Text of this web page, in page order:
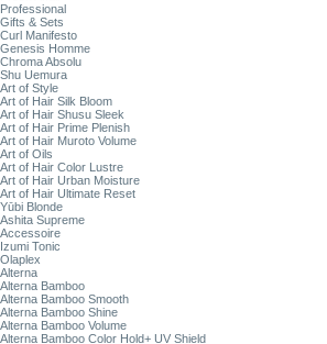
Professional
Gifts & Sets
Curl Manifesto
Genesis Homme
Chroma Absolu
Shu Uemura
Art of Style
Art of Hair Silk Bloom
Art of Hair Shusu Sleek
Art of Hair Prime Plenish
Art of Hair Muroto Volume
Art of Oils
Art of Hair Color Lustre
Art of Hair Urban Moisture
Art of Hair Ultimate Reset
Yūbi Blonde
Ashita Supreme
Accessoire
Izumi Tonic
Olaplex
Alterna
Alterna Bamboo
Alterna Bamboo Smooth
Alterna Bamboo Shine
Alterna Bamboo Volume
Alterna Bamboo Color Hold+ UV Shield